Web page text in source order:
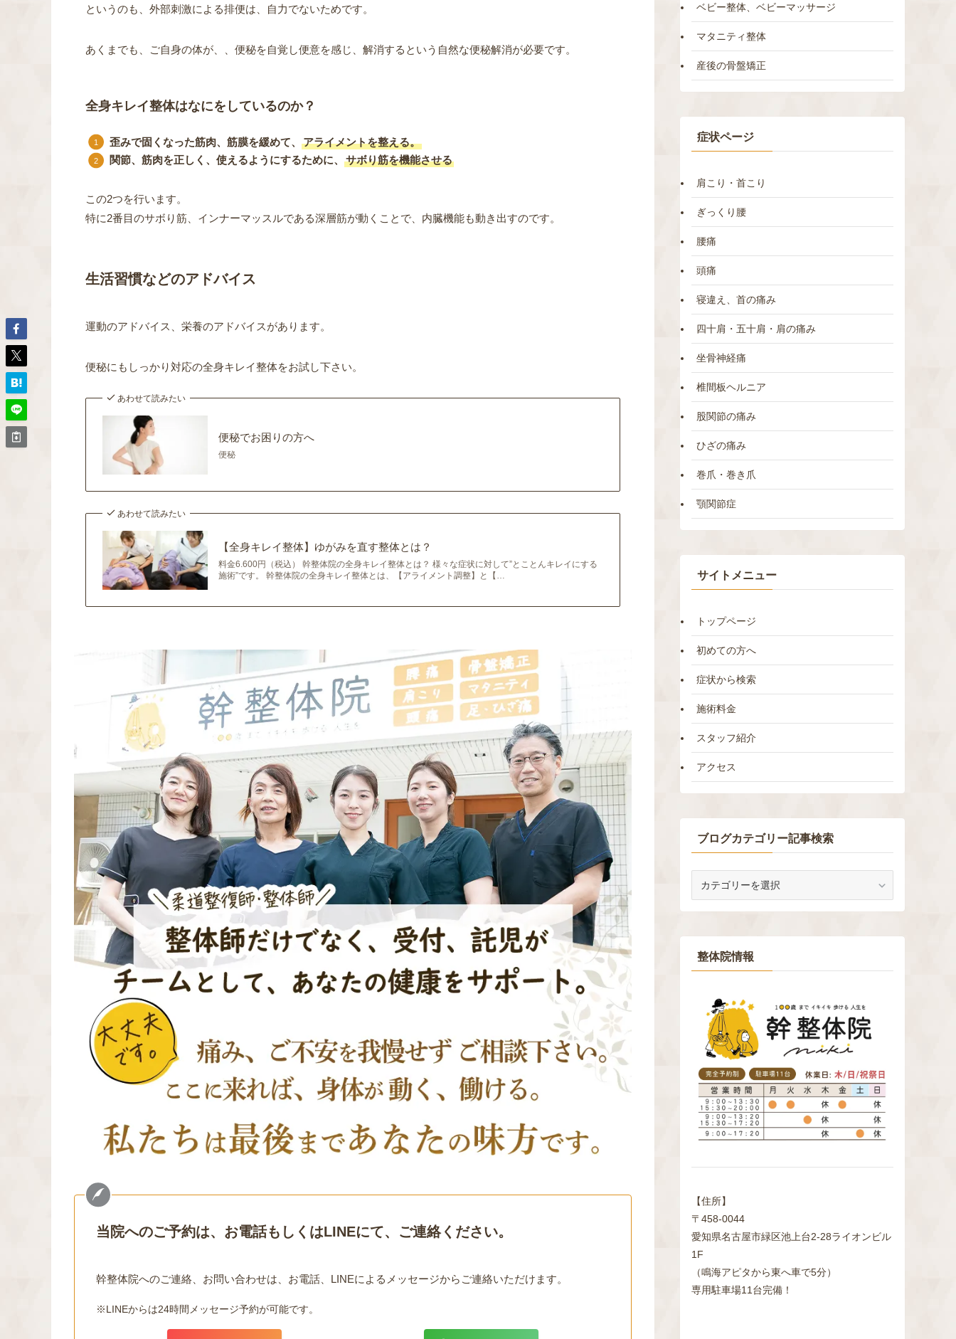
というのも、外部刺激による排便は、自力でないためです。
あくまでも、ご自身の体が、、便秘を自覚し便意を感じ、解消するという自然な便秘解消が必要です。
全身キレイ整体はなにをしているのか？
歪みで固くなった筋肉、筋膜を緩めて、
アライメントを整える。
関節、筋肉を正しく、使えるようにするために、
サボり筋を機能させる
この2つを行います。
特に2番目のサボり筋、インナーマッスルである深層筋が動くことで、内臓機能も動き出すのです。
生活習慣などのアドバイス
運動のアドバイス、栄養のアドバイスがあります。
便秘にもしっかり対応の全身キレイ整体をお試し下さい。
あわせて読みたい
便秘でお困りの方へ
便秘
あわせて読みたい
【全身キレイ整体】ゆがみを直す整体とは？
料金6.600円（税込） 幹整体院の全身キレイ整体とは？ 様々な症状に対して”とことんキレイにする
施術”です。 幹整体院の全身キレイ整体とは、【アライメント調整】と【…
当院へのご予約は、お電話もしくはLINEにて、ご連絡ください。
幹整体院へのご連絡、お問い合わせは、お電話、LINEによるメッセージからご連絡いただけます。
※LINEからは24時間メッセージ予約が可能です。
ベビー整体、ベビーマッサージ
マタニティ整体
産後の骨盤矯正
症状ページ
肩こり・首こり
ぎっくり腰
腰痛
頭痛
寝違え、首の痛み
四十肩・五十肩・肩の痛み
坐骨神経痛
椎間板ヘルニア
股関節の痛み
ひざの痛み
巻爪・巻き爪
顎関節症
サイトメニュー
トップページ
初めての方へ
症状から検索
施術料金
スタッフ紹介
アクセス
ブログカテゴリー記事検索
テ
ゴ
リ
整体院情報
【住所】
〒458-0044
愛知県名古屋市緑区池上台2‐28ライオンビル
1F
（鳴海アピタから東へ車で5分）
専用駐車場11台完備！